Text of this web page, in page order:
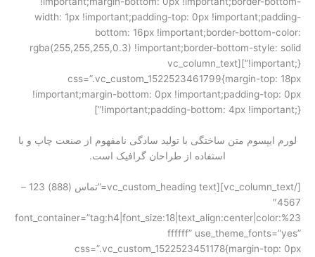
width: 1px !important;padding-top: 0px !important;padding-
bottom: 16px !important;border-bottom-color:
rgba(255,255,255,0.3) !important;border-bottom-style: solid
!important;}”][vc_column_text
css=”.vc_custom_1522523461799{margin-top: 18px
!important;margin-bottom: 0px !important;padding-top: 0px
!important;padding-bottom: 4px !important;}”]
لورم ایپسوم متن ساختگی با تولید سادگی نامفهوم از صنعت چاپ و با
استفاده از طراحان گرافیک است.
[/vc_column_text][vc_custom_heading text=”تماس (888) 123 –
4567″
font_container=”tag:h4|font_size:18|text_align:center|color:%23
ffffff” use_theme_fonts=”yes”
css=”.vc_custom_1522523451178{margin-top: 0px